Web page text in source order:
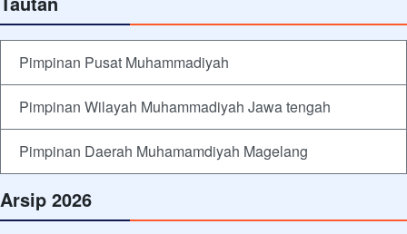
Pimpinan Pusat Muhammadiyah
Pimpinan Wilayah Muhammadiyah Jawa tengah
Pimpinan Daerah Muhamamdiyah Magelang
Arsip 2026